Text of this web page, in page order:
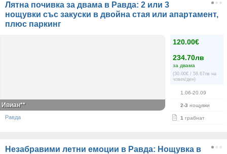
Лятна почивка за двама в Равда: 2 или 3
нощувки със закуски в двойна стая или апартамент,
плюс паркинг
120.00€
234.70лв
за двама
(30.00€ / 58.67лв на
човек/ден)
1.06-20.09
2-3 нощувки
1 грабнат
Ивиан**
Равда
Незабравими летни емоции в Равда: Нощувка в